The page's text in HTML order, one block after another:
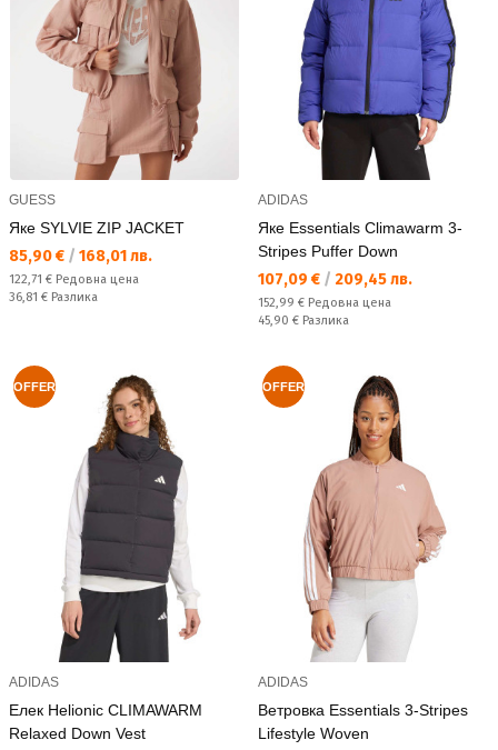
GUESS
Яке SYLVIE ZIP JACKET
Текуща цена:
85,90 € / 168,01 лв.
Редовна цена:
122,71 € Редовна цена
Спестявате:
36,81 € Разлика
ADIDAS
Яке Essentials Climawarm 3-
Stripes Puffer Down
Текуща цена:
107,09 € / 209,45 лв.
Редовна цена:
152,99 € Редовна цена
Спестявате:
45,90 € Разлика
OFFER
ADIDAS
Елек Helionic CLIMAWARM
Relaxed Down Vest
OFFER
ADIDAS
Ветровка Essentials 3-Stripes
Lifestyle Woven